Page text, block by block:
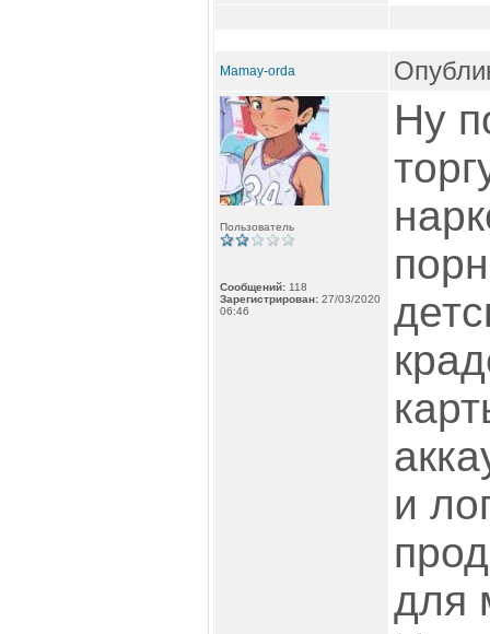
Mamay-orda
Пользователь
Сообщений: 118
Зарегистрирован: 27/03/2020
06:46
Ну
и
для